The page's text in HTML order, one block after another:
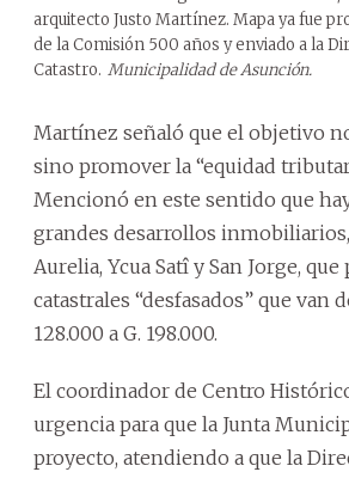
arquitecto Justo Martínez. Mapa ya fue
de la Comisión 500 años y enviado a la
Catastro. Municipalidad de Asunción.
Martínez señaló que el objetivo
sino promover la “equidad
Mencionó en este sentido que
grandes desarrollos
Aurelia, Ycua Satî y San Jorge,
catastrales “desfasados” que van
128.000 a G. 198.000.
El coordinador de Centro
urgencia para que la Junta
proyecto, atendiendo a que la